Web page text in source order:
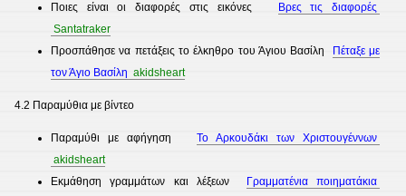
Ποιες είναι οι διαφορές στις εικόνες
Βρες τις διαφορές
Santatraker
Προσπάθησε να πετάξεις το έλκηθρο του Άγιου Βασίλη
Πέταξε με
τον Άγιο Βασίλη akidsheart
4.2 Παραμύθια με βίντεο
Παραμύθι με αφήγηση
Το Αρκουδάκι των Χριστουγέννων
akidsheart
Εκμάθηση γραμμάτων και λέξεων
Γραμματένια ποιηματάκια